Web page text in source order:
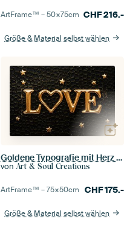
ArtFrame™ –50×75cm CHF216.-
Größe & Material selbst wählen
Goldene Typografie mit Herz und Sternen
von Art & Soul Creations
ArtFrame™ –75×50cm CHF175.-
Größe & Material selbst wählen